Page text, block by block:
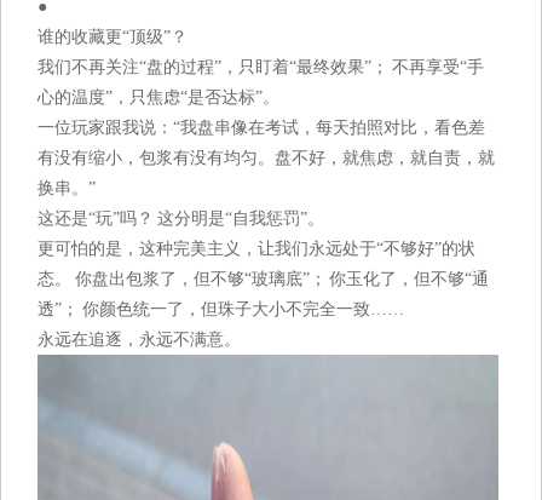
●
谁的收藏更“顶级”？
我们不再关注“盘的过程”，只盯着“最终效果”； 不再享受“手
心的温度”，只焦虑“是否达标”。
一位玩家跟我说：“我盘串像在考试，每天拍照对比，看色差
有没有缩小，包浆有没有均匀。盘不好，就焦虑，就自责，就
换串。”
这还是“玩”吗？ 这分明是“自我惩罚”。
更可怕的是，这种完美主义，让我们永远处于“不够好”的状
态。 你盘出包浆了，但不够“玻璃底”； 你玉化了，但不够“通
透”； 你颜色统一了，但珠子大小不完全一致……
永远在追逐，永远不满意。